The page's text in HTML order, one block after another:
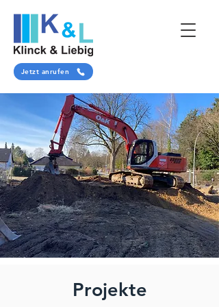
Jetzt anrufen
Projekte